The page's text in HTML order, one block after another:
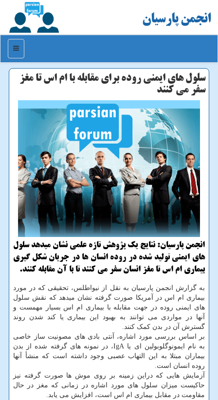
انجمن پارسیان
منو
سلول های ایمنی روده برای مقابله با ام اس تا مغز
سفر می كنند
انجمن پارسیان: نتایج یك پژوهش تازه علمی نشان میدهد سلول
های ایمنی تولید شده در روده انسان ها در جریان شكل گیری
بیماری ام اس تا مغز انسان سفر می كنند تا با آن مقابله كنند.
به گزارش انجمن پارسیان به نقل از نیواطلس، تحقیقی که در مورد
بیماری ام اس در آمریکا صورت گرفته نشان میدهد که نقش سلول
های ایمنی روده در جهت مقابله با بیماری ام اس بسیار مهمست و
آنها در مواردی می توانند به بهبود این بیماری یا کند شدن روند
گسترش آن در بدن کمک کنند.
بر اساس بررسی مورد اشاره، آنتی بادی های مصونیت ساز خاصی
به نام ایمونوگلوبولین ای یا IgA، در نمونه های گرفته شده از بدن
بیماران مبتلا به این التهاب عصبی وجود داشته است که منشأ آنها
روده انسان است.
آزمایش هایی که دراین زمینه بر روی موش ها صورت گرفته نیز
حاکیست میزان سلول های مورد اشاره در زمانی که مغز در حال
مقاومت در مقابل بیماری ام اس است، افزایش می یابد.